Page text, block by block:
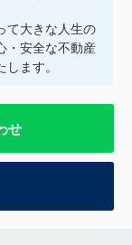
て大きな人生の
・安全な不動産
ます。
せ